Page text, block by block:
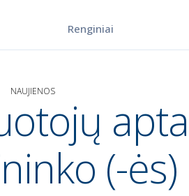
Renginiai
NAUJIENOS
(-ės)